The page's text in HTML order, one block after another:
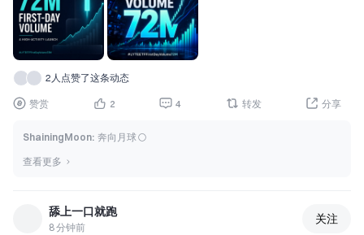
首日交易量尤其值得关注，因为一只新的 ETF 在推出后必
须在市场中站稳脚跟。强劲的开盘交易时段可以带来更多曝
光，并促使交易者更加密切地关注该产品。然而，最重要的
问题是最初的兴奋消退后会发生什么。投资者将关注 LYTE
能否在随后交易时段维持有意义的交易量、持续吸引资金流
入，并形成稳定的流动性，而不是仅仅依赖上市首日的活
因此，应将 $72M 这一数字视为一个重要起点，而不是未来
表现的保证。仅凭交易量无法决定一只 ETF 能否长期成
率、管理资产规模、买卖价差、跟踪表现、每日资金流向，
以及影响其底层敞口的更广泛市场状况。
2人点赞了这条动态
赞赏 2 4 转发 分享
ShainingMoon: 奔向月球 🌕
查看更多
舔上一口就跑
8 分钟前
关注